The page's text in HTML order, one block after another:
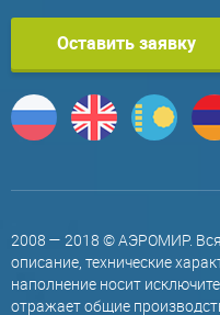
Оставить заявку
2008 — 2018 © АЭРОМИР.
описание, технические
наполнение носит
отражает общие